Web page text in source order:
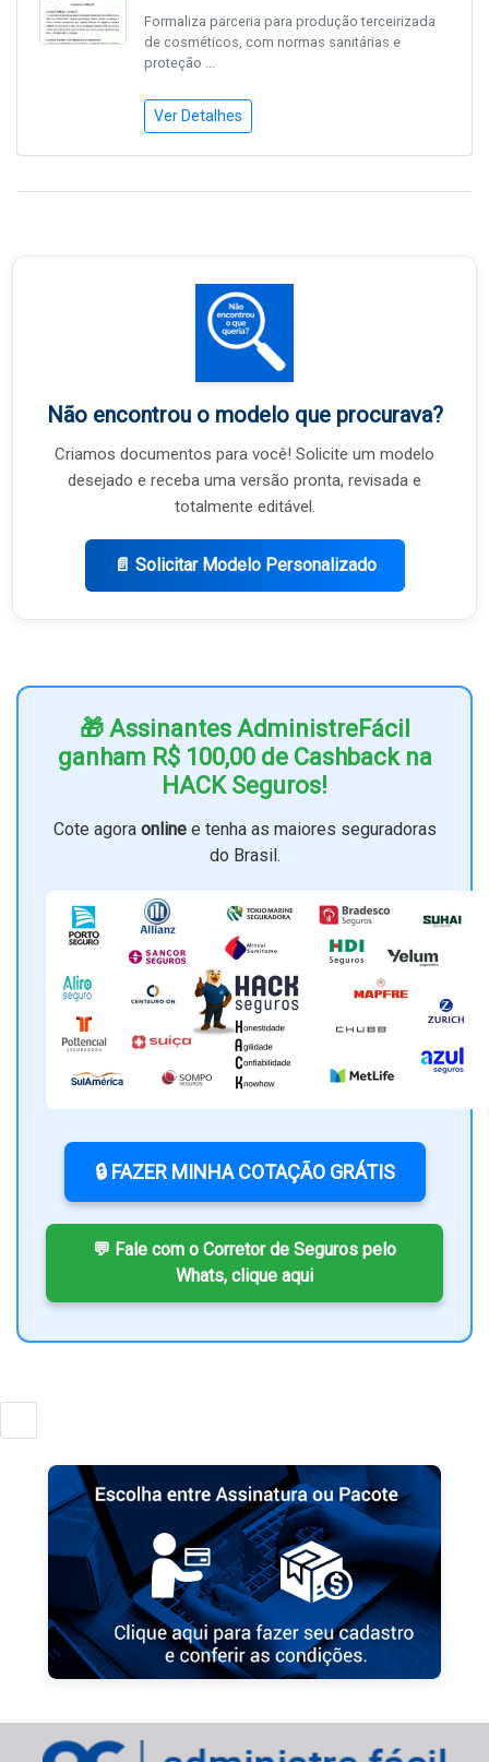
Formaliza parceria para produção terceirizada
de cosméticos, com normas sanitárias e
proteção ...
Ver Detalhes
Não encontrou o modelo que procurava?
Criamos documentos para você! Solicite um modelo
desejado e receba uma versão pronta, revisada e
totalmente editável.
📄 Solicitar Modelo Personalizado
🎁 Assinantes AdministreFácil
ganham R$ 100,00 de Cashback na
HACK Seguros!
Cote agora onlinee tenha as maiores seguradoras
do Brasil.
🔒 FAZER MINHA COTAÇÃO GRÁTIS
💬 Fale com o Corretor de Seguros pelo
Whats, clique aqui